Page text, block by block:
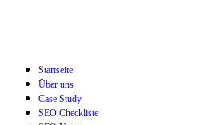
Startseite
Über uns
Case Study
SEO Checkliste